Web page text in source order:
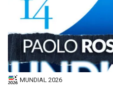
MUNDIAL 2026